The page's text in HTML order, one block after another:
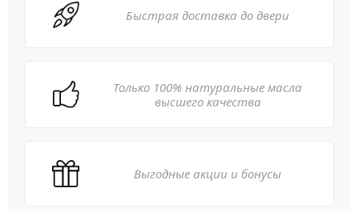
Быстрая доставка до двери
Только 100% натуральные масла
высшего качества
Выгодные акции и бонусы